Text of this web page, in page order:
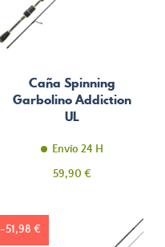
Caña Spinning
Garbolino Addiction
UL
Envío 24 H
Precio
59,90 €
-51,98 €